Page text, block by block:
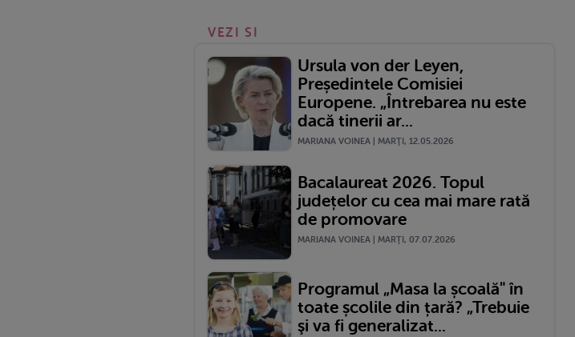
VEZI SI
Ursula von der Leyen,
Președintele Comisiei
Europene. „Întrebarea nu este
dacă tinerii ar...
MARIANA VOINEA | MARŢI, 12.05.2026
Bacalaureat 2026. Topul
județelor cu cea mai mare rată
de promovare
MARIANA VOINEA | MARŢI, 07.07.2026
Programul „Masa la școală" în
toate școlile din țară? „Trebuie
şi va fi generalizat...